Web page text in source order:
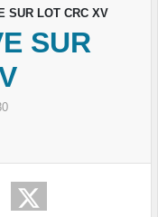
SUR LOT CRC XV
SUR